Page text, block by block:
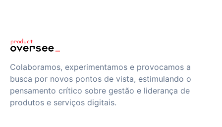
Colaboramos, experimentamos e provocamos a
busca por novos pontos de vista, estimulando o
pensamento crítico sobre gestão e liderança de
produtos e serviços digitais.